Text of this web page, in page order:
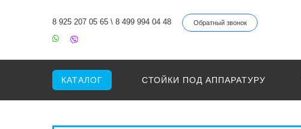
8 925 207 05 65 \ 8 499 994 04 48 Обратный звонок
КАТАЛОГ СТОЙКИ ПОД АППАРАТУРУ